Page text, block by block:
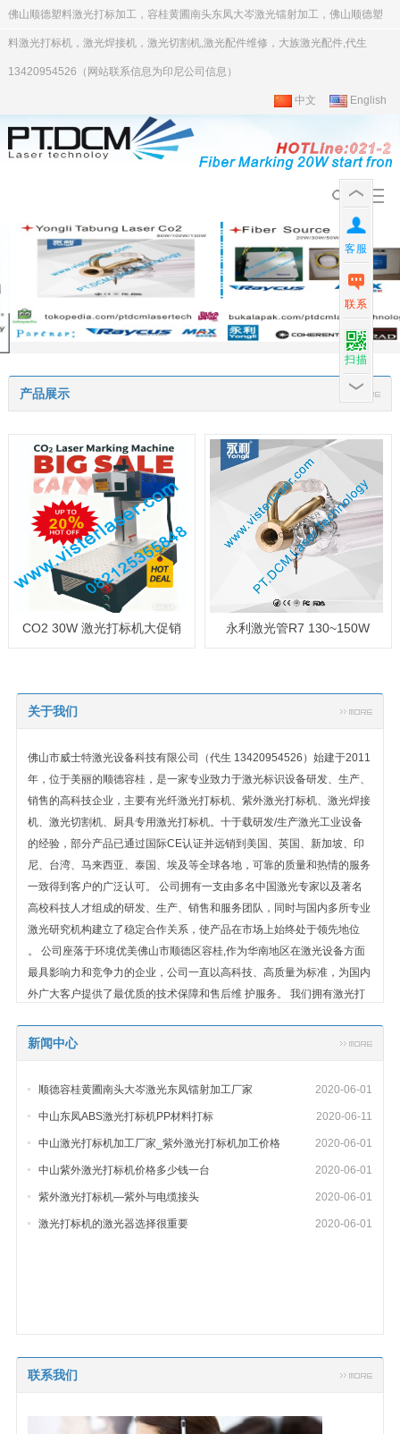
佛山顺德塑料激光打标加工，容桂黄圃南头东凤大岑激光镭射加工，佛山顺德塑
料激光打标机，激光焊接机，激光切割机,激光配件维修，大族激光配件,代生
13420954526（网站联系信息为印尼公司信息）
中文 English
产品展示
CO2 30W 激光打标机大促销 永利激光管R7 130~150W
关于我们
佛山市威士特激光设备科技有限公司（代生 13420954526）始建于2011
年，位于美丽的顺德容桂，是一家专业致力于激光标识设备研发、生产、
销售的高科技企业，主要有光纤激光打标机、紫外激光打标机、激光焊接
机、激光切割机、厨具专用激光打标机。十于载研发/生产激光工业设备
的经验，部分产品已通过国际CE认证并远销到美国、英国、新加坡、印
尼、台湾、马来西亚、泰国、埃及等全球各地，可靠的质量和热情的服务
一致得到客户的广泛认可。 公司拥有一支由多名中国激光专家以及著名
高校科技人才组成的研发、生产、销售和服务团队，同时与国内多所专业
激光研究机构建立了稳定合作关系，使产品在市场上始终处于领先地位
。 公司座落于环境优美佛山市顺德区容桂,作为华南地区在激光设备方面
最具影响力和竞争力的企业，公司一直以高科技、高质量为标准，为国内
外广大客户提供了最优质的技术保障和售后维 护服务。 我们拥有激光打
焊接机、四轴联动激光焊接机、六轴机械手臂激光焊接机）、光纤激光打
光应用的整套设备。产品主要应用于：机械、五金﹑阀门
新闻中心
2020-06-01
顺德容桂黄圃南头大岑激光东凤镭射加工厂家
2020-06-11
中山东凤ABS激光打标机PP材料打标
2020-06-01
中山激光打标机加工厂家_紫外激光打标机加工价格
2020-06-01
中山紫外激光打标机价格多少钱一台
2020-06-01
紫外激光打标机—紫外与电缆接头
2020-06-01
激光打标机的激光器选择很重要
联系我们
客服
联系
扫描